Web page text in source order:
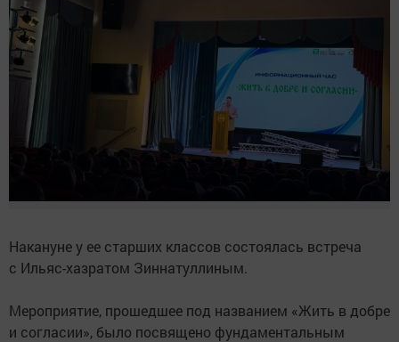
Накануне у ее старших классов состоялась встреча
с Ильяс-хазратом Зиннатуллиным.
Мероприятие, прошедшее под названием «Жить в добре
и согласии», было посвящено фундаментальным